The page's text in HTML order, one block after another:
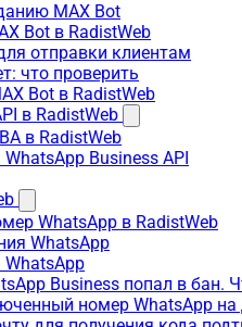
MAX Bot
Bot в RadistWeb
отправки клиентам
что проверить
Bot в RadistWeb
в RadistWeb
в RadistWeb
Business API
WhatsApp в RadistWeb
WhatsApp
Business попал в бан.
номер WhatsApp на